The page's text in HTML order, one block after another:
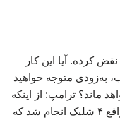
کرده. آیا این کار
به‌زودی متوجه خواهید
ماند؟ ترامپ: از اینکه
دیروز شلیک کردند، اصلاً راضی نیستم. در واقع ۴ شلیک انجام شد که